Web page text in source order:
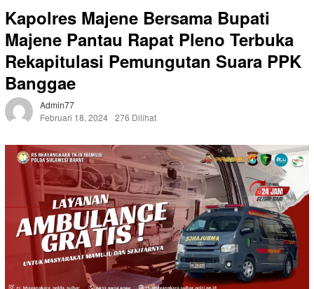
Kapolres Majene Bersama Bupati
Majene Pantau Rapat Pleno Terbuka
Rekapitulasi Pemungutan Suara PPK
Banggae
Admin77
Februari 18, 2024 276 Dilihat